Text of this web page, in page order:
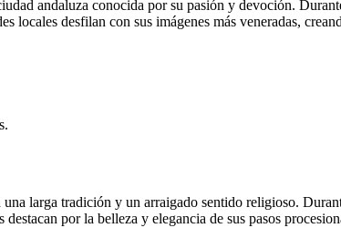
andaluza conocida por su pasión y devoción.
locales desfilan con sus imágenes más veneradas,
una larga tradición y un arraigado sentido religioso.
por la belleza y elegancia de sus pasos